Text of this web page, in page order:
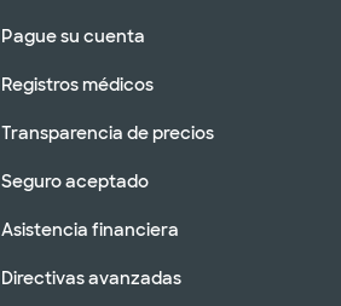
Pague su cuenta
Registros médicos
Transparencia de precios
Seguro aceptado
Asistencia financiera
Directivas avanzadas